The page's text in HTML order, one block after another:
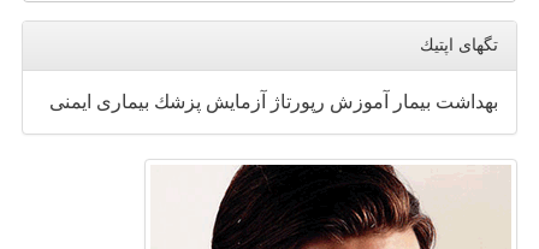
تگهای اپتیك
بهداشت بیمار آموزش رپورتاژ آزمایش پزشك بیماری ایمنی